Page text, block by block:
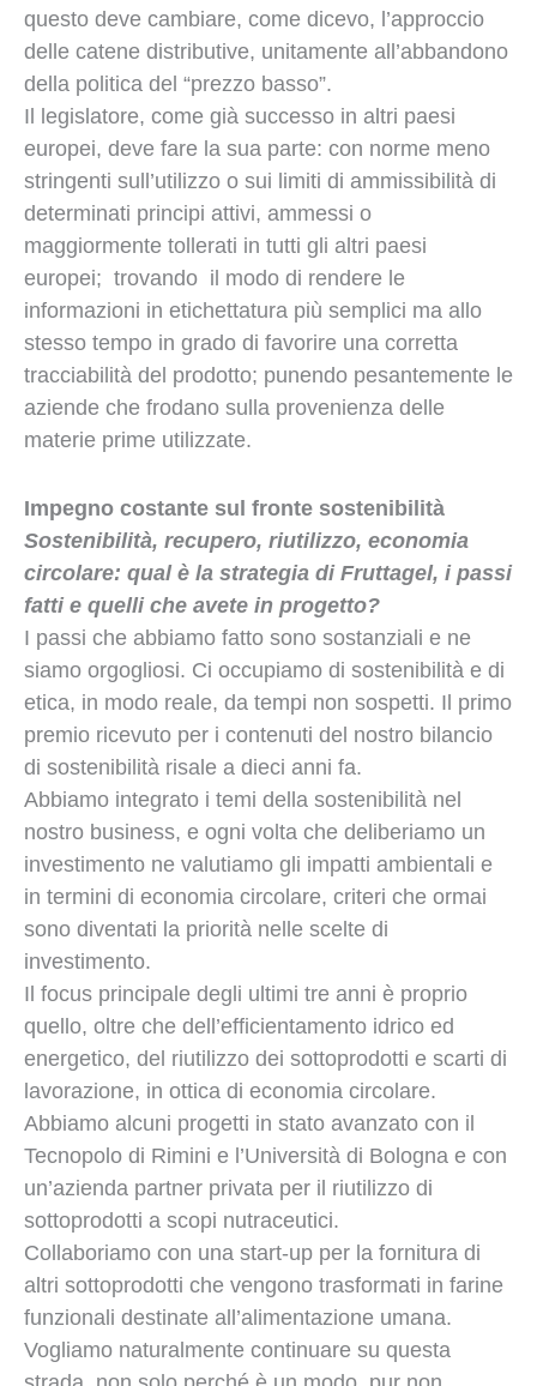
questo deve cambiare, come dicevo, l’approccio
delle catene distributive, unitamente all’abbandono
della politica del “prezzo basso”.
Il legislatore, come già successo in altri paesi
europei, deve fare la sua parte: con norme meno
stringenti sull’utilizzo o sui limiti di ammissibilità di
determinati principi attivi, ammessi o
maggiormente tollerati in tutti gli altri paesi
europei; trovando il modo di rendere le
informazioni in etichettatura più semplici ma allo
stesso tempo in grado di favorire una corretta
tracciabilità del prodotto; punendo pesantemente le
aziende che frodano sulla provenienza delle
materie prime utilizzate.
Impegno costante sul fronte sostenibilità
Sostenibilità, recupero, riutilizzo, economia
circolare: qual è la strategia di Fruttagel, i passi
fatti e quelli che avete in progetto?
I passi che abbiamo fatto sono sostanziali e ne
siamo orgogliosi. Ci occupiamo di sostenibilità e di
etica, in modo reale, da tempi non sospetti. Il primo
premio ricevuto per i contenuti del nostro bilancio
di sostenibilità risale a dieci anni fa.
Abbiamo integrato i temi della sostenibilità nel
nostro business, e ogni volta che deliberiamo un
investimento ne valutiamo gli impatti ambientali e
in termini di economia circolare, criteri che ormai
sono diventati la priorità nelle scelte di
investimento.
Il focus principale degli ultimi tre anni è proprio
quello, oltre che dell’efficientamento idrico ed
energetico, del riutilizzo dei sottoprodotti e scarti di
lavorazione, in ottica di economia circolare.
Abbiamo alcuni progetti in stato avanzato con il
Tecnopolo di Rimini e l’Università di Bologna e con
un’azienda partner privata per il riutilizzo di
sottoprodotti a scopi nutraceutici.
Collaboriamo con una start-up per la fornitura di
altri sottoprodotti che vengono trasformati in farine
funzionali destinate all’alimentazione umana.
Vogliamo naturalmente continuare su questa